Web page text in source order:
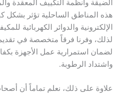
الضيقة وأنظمة التكييف المعقدة
هذه المناطق الساحلية تؤثر بشكل
الإلكترونية والدوائر الكهربائية
لذلك، وفرنا فرقاً متخصصة في
لضمان استمرارية عمل الأجهزة
واشتداد الرطوبة.
علاوة على ذلك، نعلم تماماً أن